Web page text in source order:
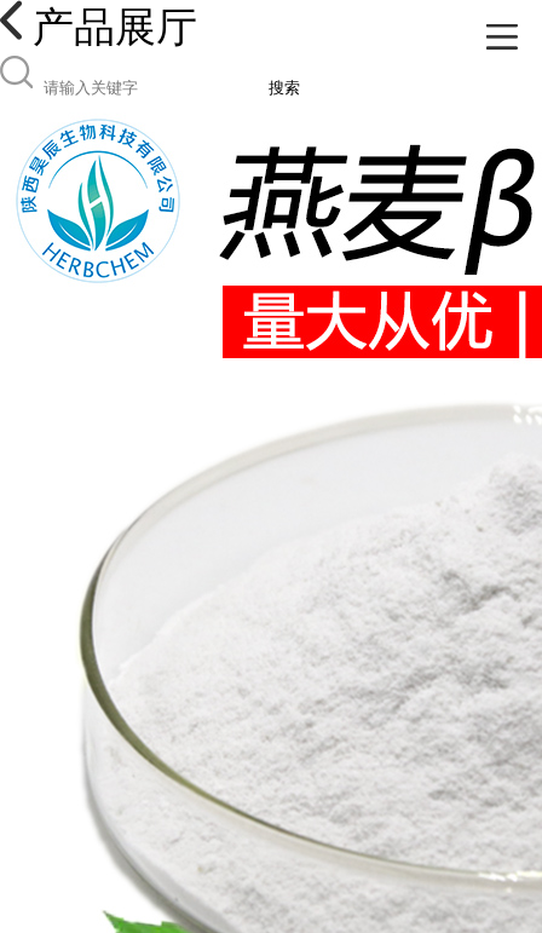
产品展厅
搜索